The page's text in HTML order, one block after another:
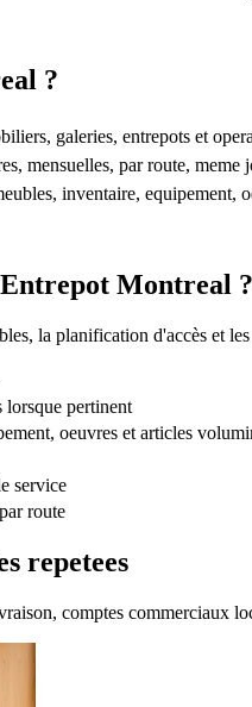
?
galeries, entrepots et
mensuelles, par route, meme
inventaire, equipement,
Montreal ?
la planification d'accès et
pertinent
oeuvres et articles
service
route
repetees
comptes commerciaux